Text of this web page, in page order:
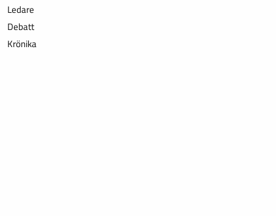
Ledare
Debatt
Krönika